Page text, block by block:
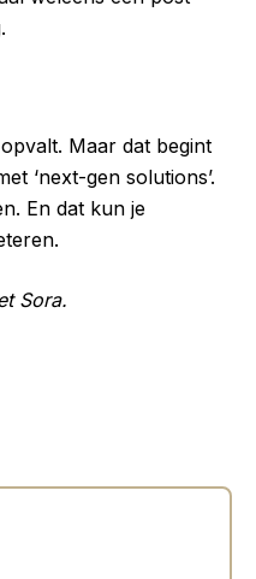
Maar dat begint
‘next-gen solutions’.
En dat kun je
Sora.